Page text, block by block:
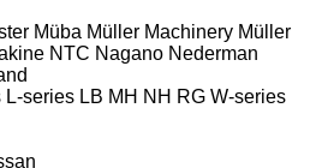
Müba Müller Machinery Müller
NTC Nagano Nederman
L-series LB MH NH RG W-series